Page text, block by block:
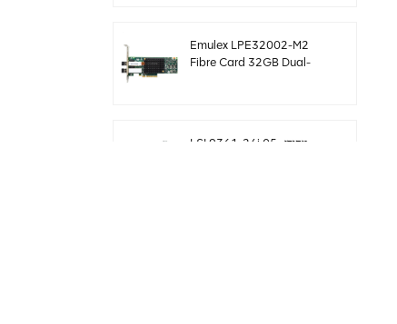
Emulex LPE32002-M2
Fibre Card 32GB Dual-
LSI 9361-24i מקורי 05-